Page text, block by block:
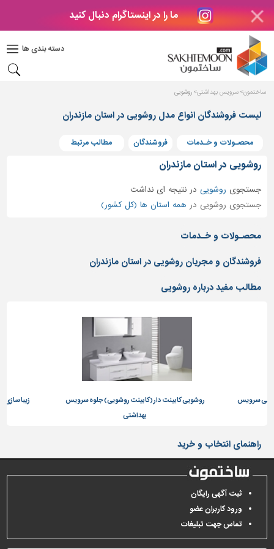
ما را در اینستاگرام دنبال کنید
دسته بندی ها
دکوراسیون
بتن
های
بتنی
و
پنجره
ساختمانی
نرده
و
حفاظ
کفپوش
محوطه
سازی
نما
ساخت
ساز
ساختمون سرویس بهداشتی روشویی
لیست فروشندگان انواع مدل روشویی در استان مازندران
محصـولات و خـدمات فروشندگان مطالب مرتبط
روشویی در استان مازندران
جستجوی روشویی درنتیجه ای نداشت
جستجوی روشویی در همه استان ها (کل کشور)
محصـولات و خـدمات
فروشندگان و مجریان روشویی در استان مازندران
مطالب مفید درباره روشویی
سرویس
روشویی کابینت دار (کابینت روشویی) جلوه سرویس
بهداشتی
زیبا
راهنمای انتخاب و خرید
ثبت آگهی رایگان
ورود کاربران عضو
تماس جهت تبلیغات